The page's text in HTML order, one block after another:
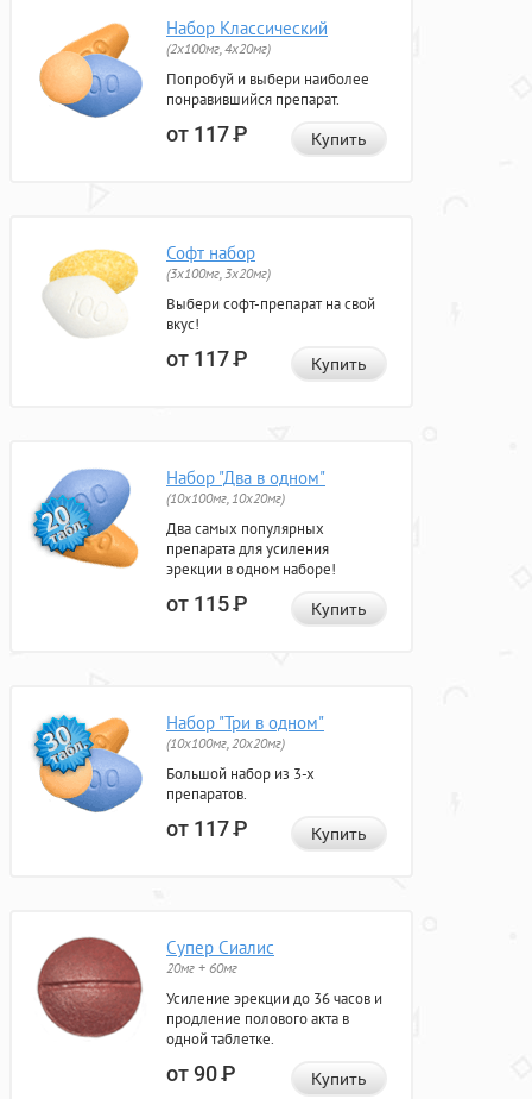
Набор Классический
(2x100мг, 4x20мг)
Попробуй и выбери наиболее
понравившийся препарат.
от 117Р Купить
Софт набор
(3x100мг, 3x20мг)
Выбери софт-препарат на свой
вкус!
от 117Р Купить
Набор "Два в одном"
(10x100мг, 10x20мг)
Два самых популярных
препарата для усиления
эрекции в одном наборе!
от 115Р Купить
Набор "Три в одном"
(10x100мг, 20x20мг)
Большой набор из 3-х
препаратов.
от 117Р Купить
Супер Сиалис
20мг + 60мг
Усиление эрекции до 36 часов и
продление полового акта в
одной таблетке.
от 90Р Купить